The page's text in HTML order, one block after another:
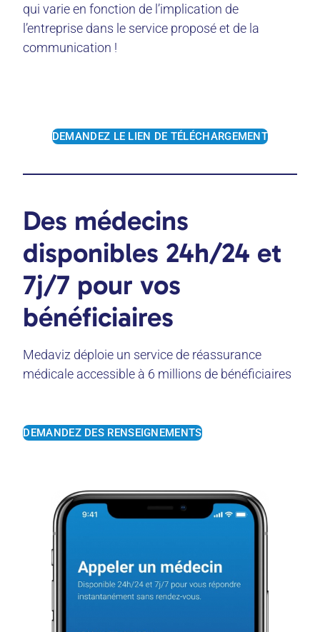
qui varie en fonction de l’implication de
l’entreprise dans le service proposé et de la
communication !
DEMANDEZ LE LIEN DE TÉLÉCHARGEMENT
Des médecins
disponibles 24h/24 et
7j/7 pour vos
bénéficiaires
Medaviz déploie un service de réassurance
médicale accessible à 6 millions de bénéficiaires
DEMANDEZ DES RENSEIGNEMENTS